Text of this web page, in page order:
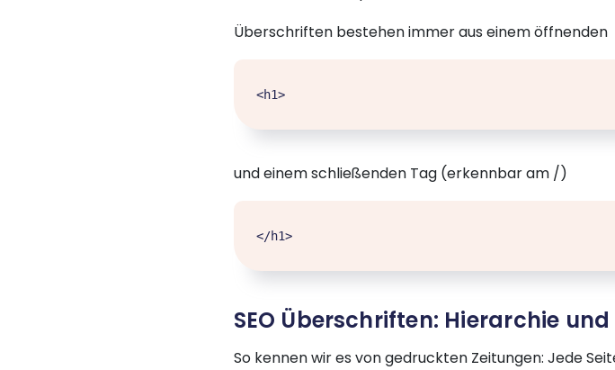
Überschriften bestehen immer aus einem öffnenden
<h1>
und einem schließenden Tag (erkennbar am /)
</h1>
SEO Überschriften: Hierarchie
So kennen wir es von gedruckten Zeitungen: Jede